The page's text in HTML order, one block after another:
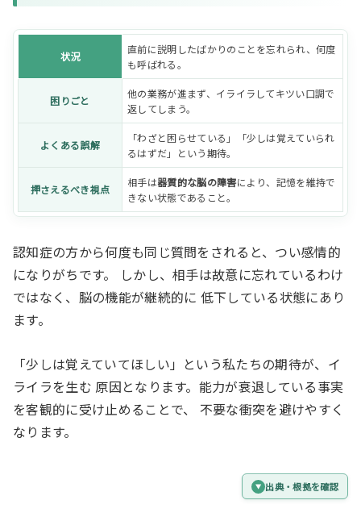
状況
直前に説明したばかりのことを忘れられ、何度
も呼ばれる。
困りごと
他の業務が進まず、イライラしてキツい口調で
返してしまう。
よくある誤解
「わざと困らせている」「少しは覚えていられ
るはずだ」という期待。
押さえるべき視点
相手は器質的な脳の障害により、記憶を維持で
きない状態であること。
認知症の方から何度も同じ質問をされると、つい感情的
になりがちです。 しかし、相手は故意に忘れているわけ
ではなく、脳の機能が継続的に 低下している状態にあり
ます。
「少しは覚えていてほしい」という私たちの期待が、イ
ライラを生む 原因となります。能力が衰退している事実
を客観的に受け止めることで、 不要な衝突を避けやすく
なります。
出典・根拠を確認